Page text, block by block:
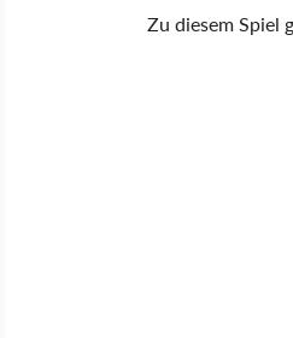
Zu diesem Spiel